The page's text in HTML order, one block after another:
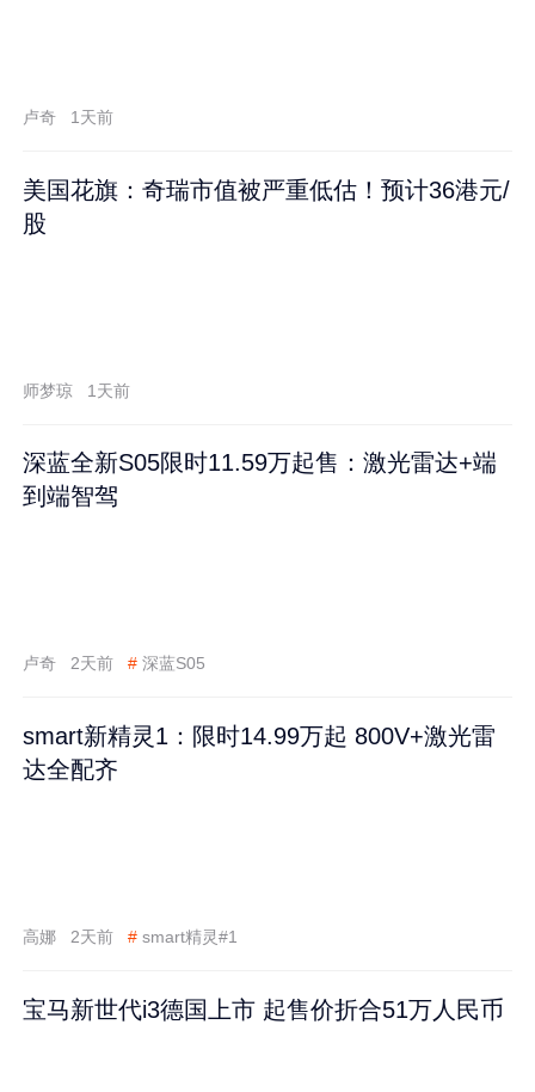
卢奇 1天前
美国花旗：奇瑞市值被严重低估！预计36港元/
股
师梦琼 1天前
深蓝全新S05限时11.59万起售：激光雷达+端
到端智驾
卢奇 2天前 # 深蓝S05
smart新精灵1：限时14.99万起 800V+激光雷
达全配齐
高娜 2天前 # smart精灵#1
宝马新世代i3德国上市 起售价折合51万人民币